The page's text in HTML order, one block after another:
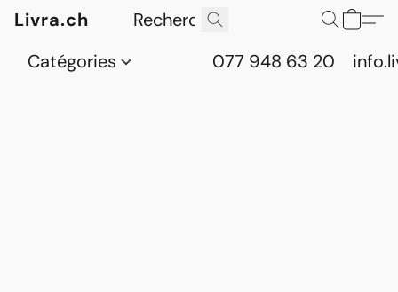
Livra.ch
Catégories
077 948 63 20